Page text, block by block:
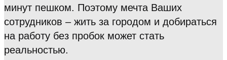
минут пешком. Поэтому мечта Ваших
сотрудников – жить за городом и добираться
на работу без пробок может стать
реальностью.